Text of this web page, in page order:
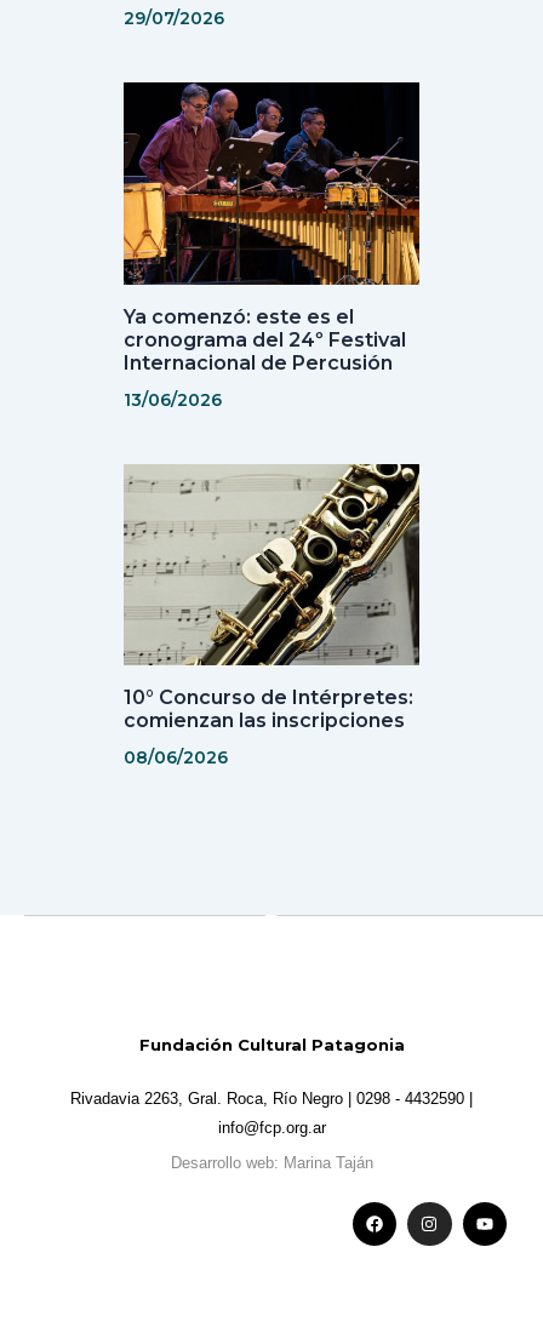
29/07/2026
Ya comenzó: este es el
cronograma del 24º Festival
Internacional de Percusión
13/06/2026
10° Concurso de Intérpretes:
comienzan las inscripciones
08/06/2026
Fundación Cultural Patagonia
Rivadavia 2263, Gral. Roca, Río Negro | 0298 - 4432590 |
info@fcp.org.ar
Desarrollo web: Marina Taján
F
a
c
I
n
s
Y
o
u